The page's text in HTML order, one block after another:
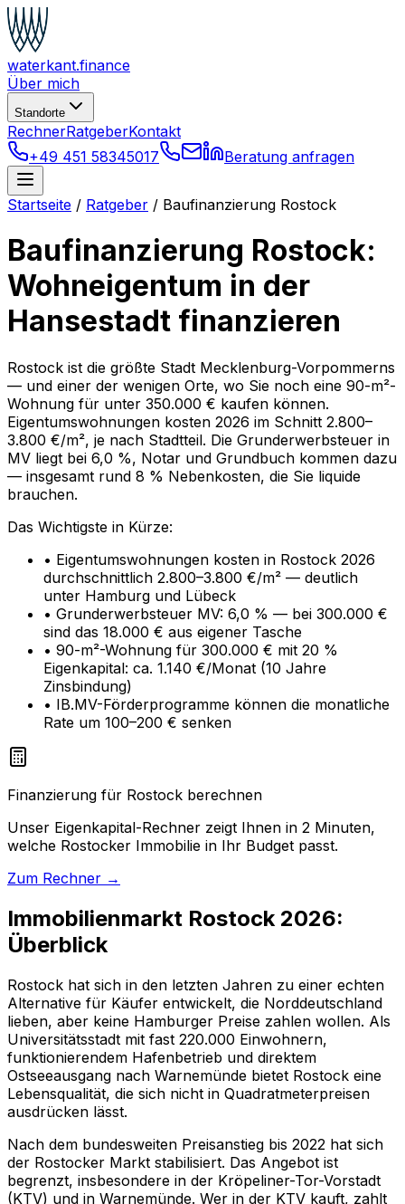
waterkant.finance
Über mich
Standorte
RechnerRatgeberKontakt
+49 451 58345017
Beratung anfragen
Startseite / Ratgeber / Baufinanzierung Rostock
Baufinanzierung Rostock:
Wohneigentum in der
Hansestadt finanzieren
Rostock ist die größte Stadt Mecklenburg-Vorpommerns
— und einer der wenigen Orte, wo Sie noch eine 90-m²-
Wohnung für unter 350.000 € kaufen können.
Eigentumswohnungen kosten 2026 im Schnitt 2.800–
3.800 €/m², je nach Stadtteil. Die Grunderwerbsteuer in
MV liegt bei 6,0 %, Notar und Grundbuch kommen dazu
— insgesamt rund 8 % Nebenkosten, die Sie liquide
brauchen.
Das Wichtigste in Kürze:
• Eigentumswohnungen kosten in Rostock 2026
durchschnittlich 2.800–3.800 €/m² — deutlich
unter Hamburg und Lübeck
• Grunderwerbsteuer MV: 6,0 % — bei 300.000 €
sind das 18.000 € aus eigener Tasche
• 90-m²-Wohnung für 300.000 € mit 20 %
Eigenkapital: ca. 1.140 €/Monat (10 Jahre
Zinsbindung)
• IB.MV-Förderprogramme können die monatliche
Rate um 100–200 € senken
Finanzierung für Rostock berechnen
Unser Eigenkapital-Rechner zeigt Ihnen in 2 Minuten,
welche Rostocker Immobilie in Ihr Budget passt.
Zum Rechner →
Immobilienmarkt Rostock 2026:
Überblick
Rostock hat sich in den letzten Jahren zu einer echten
Alternative für Käufer entwickelt, die Norddeutschland
lieben, aber keine Hamburger Preise zahlen wollen. Als
Universitätsstadt mit fast 220.000 Einwohnern,
funktionierendem Hafenbetrieb und direktem
Ostseeausgang nach Warnemünde bietet Rostock eine
Lebensqualität, die sich nicht in Quadratmeterpreisen
ausdrücken lässt.
Nach dem bundesweiten Preisanstieg bis 2022 hat sich
der Rostocker Markt stabilisiert. Das Angebot ist
begrenzt, insbesondere in der Kröpeliner-Tor-Vorstadt
(KTV) und in Warnemünde. Wer in der KTV kauft, zahlt